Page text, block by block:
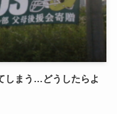
しまう…どうしたらよ